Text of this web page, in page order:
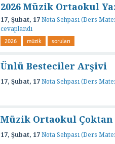
2026 Müzik Ortaokul
17, Şubat, 17Nota Sehpası (Ders
cevaplandı
2026 müzik soruları
Ünlü Besteciler Arşivi
17, Şubat, 17Nota Sehpası (Ders
Müzik Ortaokul Çoktan
17, Şubat, 17Nota Sehpası (Ders